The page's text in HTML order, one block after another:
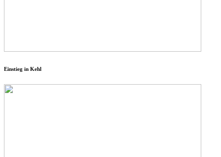
Einstieg in Kehl